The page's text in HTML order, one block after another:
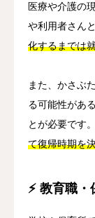
医療や介護の
や利用者さん
化するまでは
また、かさぶ
る可能性があ
とが必要です。
て復帰時期を
⚡ 教育職・